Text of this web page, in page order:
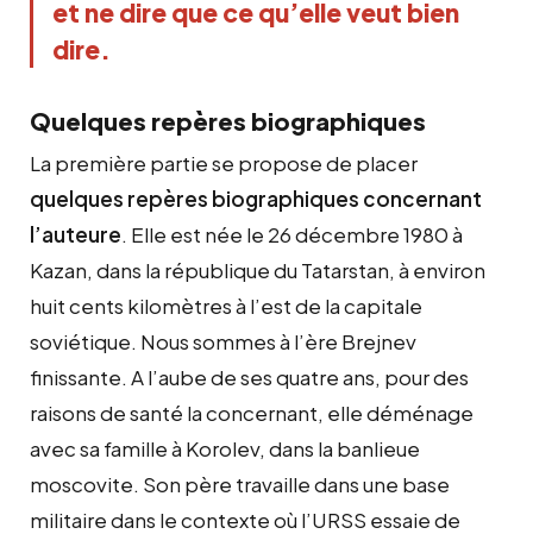
et ne dire que ce qu’elle veut bien
dire.
Quelques repères biographiques
La première partie se propose de placer
quelques repères biographiques concernant
l’auteure. Elle est née le 26 décembre 1980 à
Kazan, dans la république du Tatarstan, à environ
huit cents kilomètres à l’est de la capitale
soviétique. Nous sommes à l’ère Brejnev
finissante. A l’aube de ses quatre ans, pour des
raisons de santé la concernant, elle déménage
avec sa famille à Korolev, dans la banlieue
moscovite. Son père travaille dans une base
militaire dans le contexte où l’URSS essaie de